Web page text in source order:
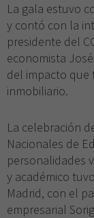
La gala estuvo
y contó con la
presidente del
economista
del impacto que
inmobiliario.
La celebración
Nacionales de
personalidades
y académico
Madrid, con el
empresarial